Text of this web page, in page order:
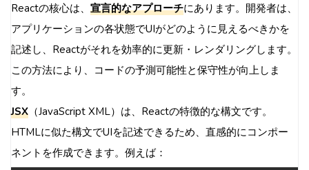
Reactの核心は、 宣言的なアプローチにあります。開発者は、
アプリケーションの各状態でUIがどのように見えるべきかを
記述し、Reactがそれを効率的に更新・レンダリングします。
この方法により、コードの予測可能性と保守性が向上しま
す。
JSX （JavaScript XML）は、Reactの特徴的な構文です。
HTMLに似た構文でUIを記述できるため、直感的にコンポー
ネントを作成できます。例えば：